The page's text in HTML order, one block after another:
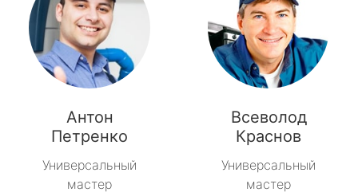
Антон
Петренко
Универсальный
мастер
Всеволод
Краснов
Универсальный
мастер